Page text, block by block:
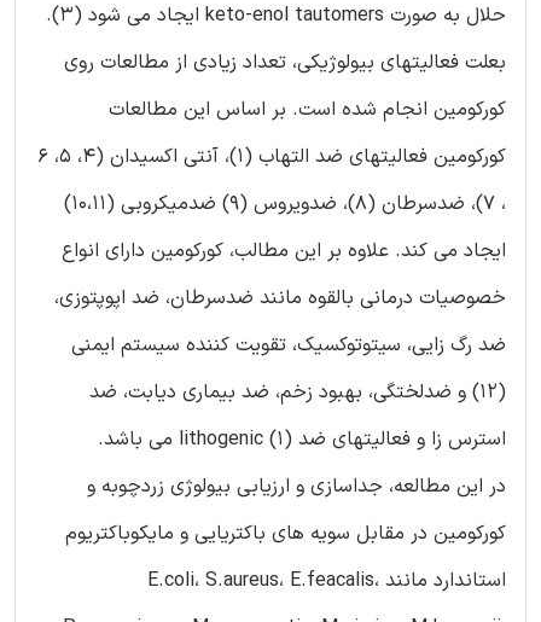
حلال به صورت keto-enol tautomers ایجاد می شود (3).
بعلت فعالیتهای بیولوژیکی، تعداد زیادی از مطالعات روی
کورکومین انجام شده است. بر اساس این مطالعات
کورکومین فعالیتهای ضد التهاب (1)، آنتی اکسیدان (4، 5، 6
، 7)، ضدسرطان (8)، ضدویروس (9) ضدمیکروبی (10،11)
ایجاد می کند. علاوه بر این مطالب، کورکومین دارای انواع
خصوصیات درمانی بالقوه مانند ضدسرطان، ضد اپوپتوزی،
ضد رگ زایی، سیتوتوکسیک، تقویت کننده سیستم ایمنی
(12) و ضدلختگی، بهبود زخم، ضد بیماری دیابت، ضد
استرس زا و فعالیتهای ضد lithogenic (1) می باشد.
در این مطالعه، جداسازی و ارزیابی بیولوژی زردچوبه و
کورکومین در مقابل سویه های باکتریایی و مایکوباکتریوم
استاندارد مانند E.coli، S.aureus، E.feacalis،